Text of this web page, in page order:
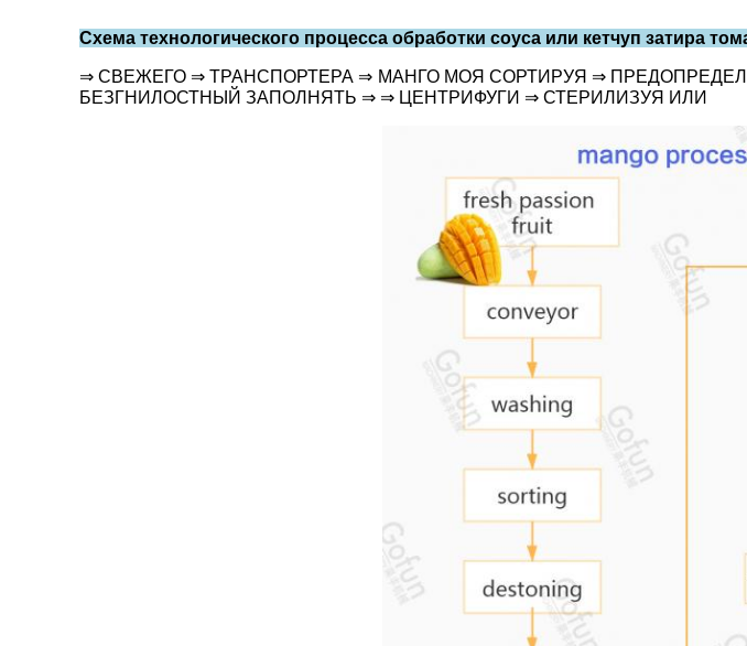
Схема технологического процесса обработки соуса или кетчуп затира
⇒ СВЕЖЕГО ⇒ ТРАНСПОРТЕРА ⇒ МАНГО МОЯ СОРТИРУЯ ⇒
БЕЗГНИЛОСТНЫЙ ЗАПОЛНЯТЬ ⇒ ⇒ ЦЕНТРИФУГИ ⇒ СТЕРИЛИЗУЯ ИЛИ